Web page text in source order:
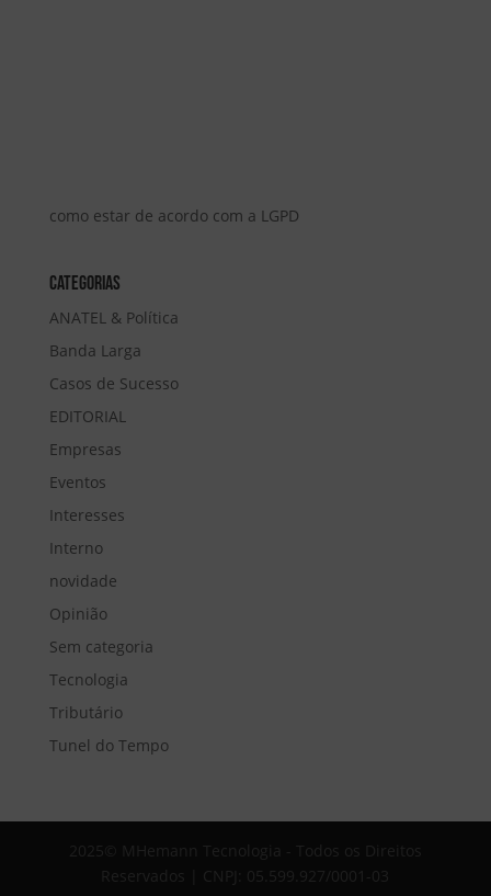
como estar de acordo com a LGPD
Categorias
ANATEL & Política
Banda Larga
Casos de Sucesso
EDITORIAL
Empresas
Eventos
Interesses
Interno
novidade
Opinião
Sem categoria
Tecnologia
Tributário
Tunel do Tempo